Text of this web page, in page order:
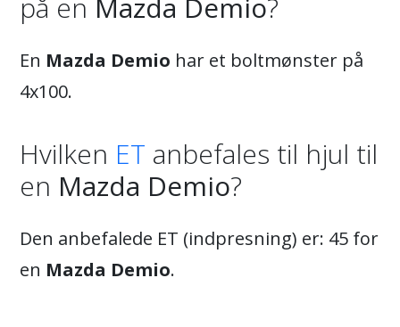
på en Mazda Demio?
En Mazda Demio har et boltmønster på
4x100.
Hvilken ET anbefales til hjul til
en Mazda Demio?
Den anbefalede ET (indpresning) er: 45 for
en Mazda Demio.